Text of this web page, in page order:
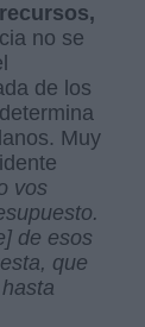
no se
de los
Muy
vos
de esos
que